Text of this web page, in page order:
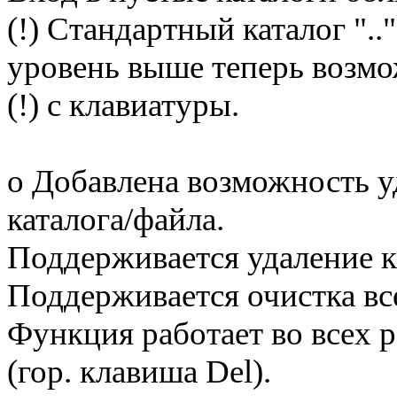
(!) Стандартный каталог
уровень выше теперь
(!) с клавиатуры.
o Добавлена возможность
каталога/файла.
Поддерживается удаление
Поддерживается очистка
Функция работает во всех
(гор. клавиша Del).